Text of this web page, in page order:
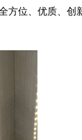
方位、优质、创